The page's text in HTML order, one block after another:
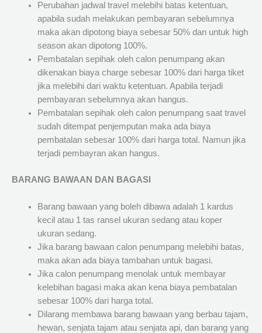
Perubahan jadwal travel melebihi batas ketentuan,
apabila sudah melakukan pembayaran sebelumnya
maka akan dipotong biaya sebesar 50% dan untuk high
season akan dipotong 100%.
Pembatalan sepihak oleh calon penumpang akan
dikenakan biaya charge sebesar 100% dari harga tiket
jika melebihi dari waktu ketentuan. Apabila terjadi
pembayaran sebelumnya akan hangus.
Pembatalan sepihak oleh calon penumpang saat travel
sudah ditempat penjemputan maka ada biaya
pembatalan sebesar 100% dari harga total. Namun jika
terjadi pembayran akan hangus.
BARANG BAWAAN DAN BAGASI
Barang bawaan yang boleh dibawa adalah 1 kardus
kecil atau 1 tas ransel ukuran sedang atau koper
ukuran sedang.
Jika barang bawaan calon penumpang melebihi batas,
maka akan ada biaya tambahan untuk bagasi.
Jika calon penumpang menolak untuk membayar
kelebihan bagasi maka akan kena biaya pembatalan
sebesar 100% dari harga total.
Dilarang membawa barang bawaan yang berbau tajam,
hewan, senjata tajam atau senjata api, dan barang yang